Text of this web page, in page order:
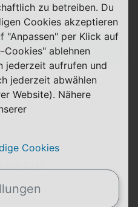
18,99 €
pro Monat
zu betreiben. Du
Cookies akzeptieren
"Anpassen" per Klick auf
Cookies" ablehnen
jederzeit aufrufen und
jederzeit abwählen
Website). Nähere
Cookies